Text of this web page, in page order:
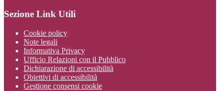
Sezione Link Utili
Cookie policy
Note legali
Informativa Privacy
Ufficio Relazioni con il Pubblico
Dichiarazione di accessibilità
Obiettivi di accessibilità
Gestione consensi cookie